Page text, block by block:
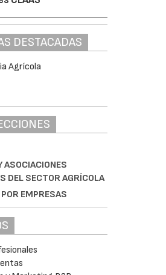
DESTACADAS
ASOCIACIONES
DEL SECTOR AGRÍCOLA
EMPRESAS